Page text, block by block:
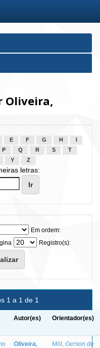
Oliveira,
E F G H
P Q R S
T
Y Z
letras:
Em ordem:
Registro(s):
1 a 1 de 1
Autor(es) Orientador(es)
Oliveira,
Mól, Gerson de